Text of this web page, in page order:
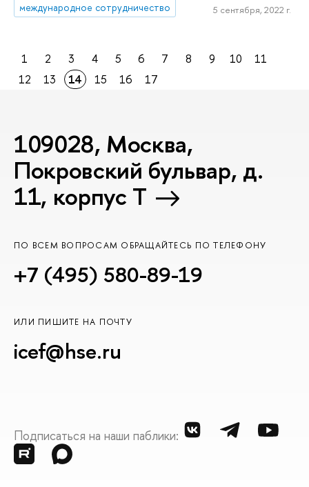
международное сотрудничество
5 сентября, 2022 г.
1 2 3 4 5 6 7 8 9 10
11
12
13 14 15 16 17
109028, Москва,
Покровский бульвар, д.
11, корпус T
ПО ВСЕМ ВОПРОСАМ ОБРАЩАЙТЕСЬ ПО ТЕЛЕФОНУ
+7 (495) 580-89-19
ИЛИ ПИШИТЕ НА ПОЧТУ
icef@hse.ru
Подписаться на наши паблики: